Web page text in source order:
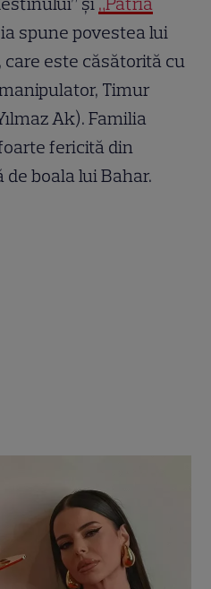
spune povestea lui
este căsătorită cu
Timur
Ak). Familia
fericită din
boala lui Bahar.